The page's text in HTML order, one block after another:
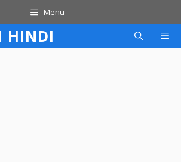
Menu
HINDI